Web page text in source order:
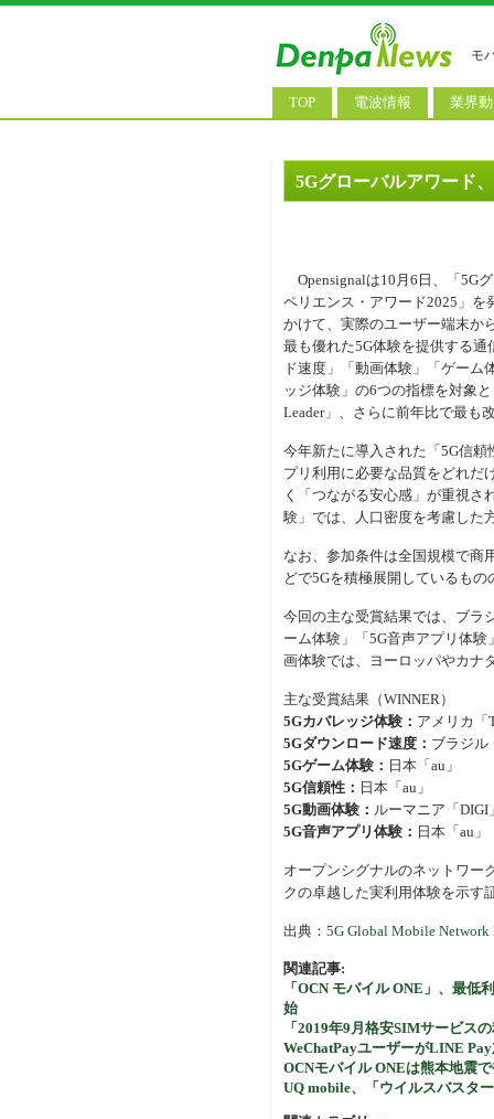
モ
TOP 電波情報
基地局ニュース
業界
決算情
料金改
5Gグローバルアワード
Opensignalは10月6日、「5G
ペリエンス・アワード2025」を
かけて、実際のユーザー端末か
最も優れた5G体験を提供する
ド速度」「動画体験」「ゲーム
ッジ体験」の6つの指標を対象
Leader」、さらに前年比で最も
今年新たに導入された「5G信
プリ利用に必要な品質をどれだ
く「つながる安心感」が重視さ
験」では、人口密度を考慮した
なお、参加条件は全国規模で商
どで5Gを積極展開しているも
今回の主な受賞結果では、ブラ
ーム体験」「5G音声アプリ体
画体験では、ヨーロッパやカナ
主な受賞結果（WINNER）
5Gカバレッジ体験： アメリカ「
5Gダウンロード速度： ブラジル
5Gゲーム体験： 日本「au」
5G信頼性： 日本「au」
5G動画体験： ルーマニア「DIGI
5G音声アプリ体験： 日本「au」
オープンシグナルのネットワー
クの卓越した実利用体験を示す
出典： 5G Global Mobile Network
関連記事:
「OCN モバイル ONE」、最
始
「2019年9月格安SIMサービス
WeChatPayユーザーがLINE
OCNモバイル ONEは熊本地震
UQ mobile、「ウイルスバスタ